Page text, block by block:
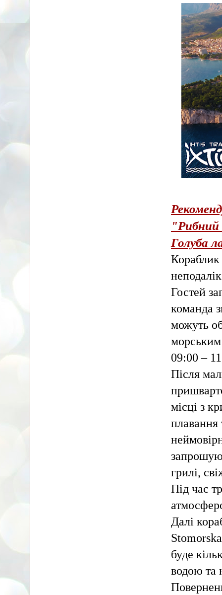
"Рибний
Голуба
Кораблик
Гостей
команда
можуть
09:00 –
Після
місці з
плавання
грилі,
Під час
Далі
буде
водою та